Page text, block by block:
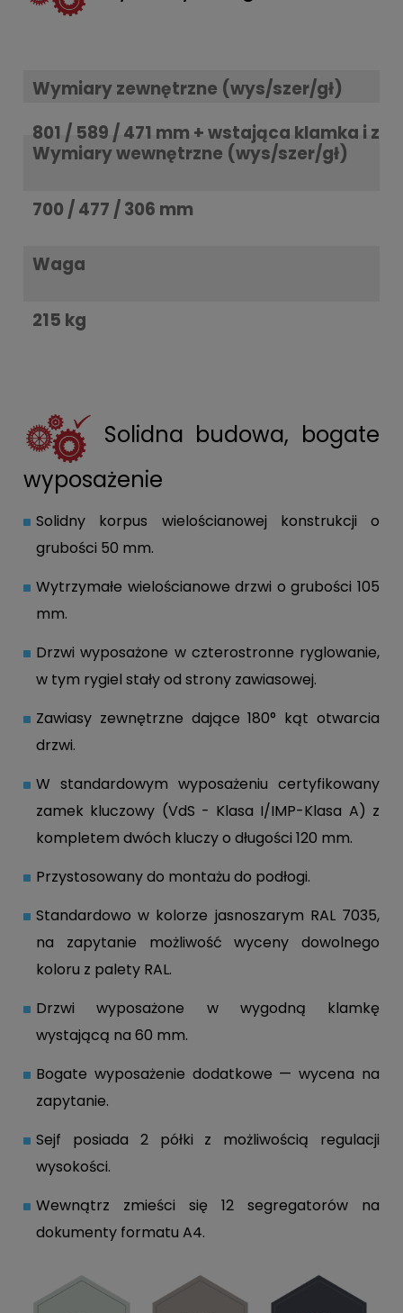
Wymiary zewnętrzne (wys/szer/gł)
801 / 589 / 471 mm + wstająca klamka i
Wymiary wewnętrzne (wys/szer/gł)
700 / 477 / 306 mm
Waga
215 kg
Solidna budowa, bogate
wyposażenie
Solidny korpus wielościanowej konstrukcji o
grubości 50 mm.
Wytrzymałe wielościanowe drzwi o grubości 105
mm.
Drzwi wyposażone w czterostronne ryglowanie,
w tym rygiel stały od strony zawiasowej.
Zawiasy zewnętrzne dające 180° kąt otwarcia
drzwi.
W standardowym wyposażeniu certyfikowany
zamek kluczowy (VdS - Klasa I/IMP-Klasa A) z
kompletem dwóch kluczy o długości 120 mm.
Przystosowany do montażu do podłogi.
Standardowo w kolorze jasnoszarym RAL 7035,
na zapytanie możliwość wyceny dowolnego
koloru z palety RAL.
Drzwi wyposażone w wygodną klamkę
wystającą na 60 mm.
Bogate wyposażenie dodatkowe — wycena na
zapytanie.
Sejf posiada 2 półki z możliwością regulacji
wysokości.
Wewnątrz zmieści się 12 segregatorów na
dokumenty formatu A4.